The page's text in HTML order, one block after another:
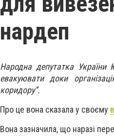
нардеп
Народна депутатка
евакуювати доки
коридору”.
Про це вона сказала у своєму
Вона зазначила, що наразі